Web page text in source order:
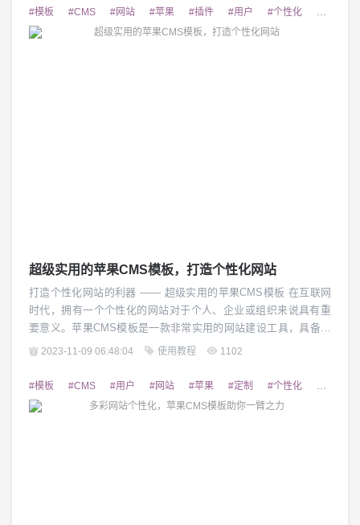
模板和功能组件，使得打造个性化网站变得轻松快捷。无论是简
约风格还是炫酷风格，苹果CMS模板...
#模板 #CMS #网站 #苹果 #插件 #用户 #个性化 #定制
超级实用的苹果CMS模板，打造个性化网站
打造个性化网站的利器 —— 超级实用的苹果CMS模板 在互联网
时代，拥有一个个性化的网站对于个人、企业或组织来说具有重
要意义。苹果CMS模板是一款非常实用的网站建设工具，具备强
大的功能和丰富的模板资源，能够帮助用户实现快速搭建个性化
P开发的内容管理系统，提供了丰富的模板资源和功能插件。该模
板具有模块化、组件化的开...
2023-11-09 06:48:04 使用教程 1102
#模板 #CMS #用户 #网站 #苹果 #定制 #个性化 #功能